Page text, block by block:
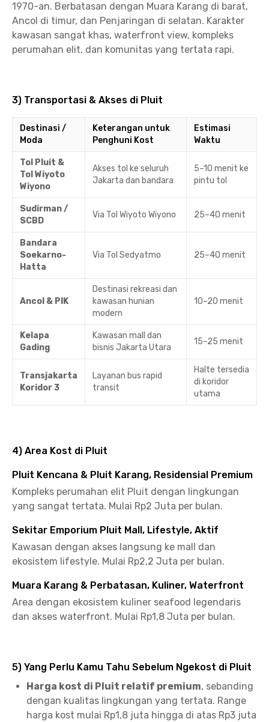
1970-an. Berbatasan dengan Muara Karang di barat,
Ancol di timur, dan Penjaringan di selatan. Karakter
kawasan sangat khas, waterfront view, kompleks
perumahan elit, dan komunitas yang tertata rapi.
3) Transportasi & Akses di Pluit
Destinasi /
Moda
Keterangan untuk
Penghuni Kost
Estimasi
Waktu
Tol Pluit &
Tol Wiyoto
Wiyono
Akses tol ke seluruh
Jakarta dan bandara
5–10 menit ke
pintu tol
Sudirman /
SCBD
Via Tol Wiyoto Wiyono 25–40 menit
Bandara
Soekarno-
Hatta
Via Tol Sedyatmo 25–40 menit
Ancol & PIK
Destinasi rekreasi dan
kawasan hunian
modern
10–20 menit
Kelapa
Gading
Kawasan mall dan
bisnis Jakarta Utara
15–25 menit
Transjakarta
Koridor 3
Layanan bus rapid
transit
Halte tersedia
di koridor
utama
4) Area Kost di Pluit
Pluit Kencana & Pluit Karang, Residensial Premium
Kompleks perumahan elit Pluit dengan lingkungan
yang sangat tertata. Mulai Rp2 Juta per bulan.
Sekitar Emporium Pluit Mall, Lifestyle, Aktif
Kawasan dengan akses langsung ke mall dan
ekosistem lifestyle. Mulai Rp2,2 Juta per bulan.
Muara Karang & Perbatasan, Kuliner, Waterfront
Area dengan ekosistem kuliner seafood legendaris
dan akses waterfront. Mulai Rp1,8 Juta per bulan.
5) Yang Perlu Kamu Tahu Sebelum Ngekost di Pluit
Harga kost di Pluit relatif premium, sebanding
dengan kualitas lingkungan yang tertata. Range
harga kost mulai Rp1,8 juta hingga di atas Rp3 juta